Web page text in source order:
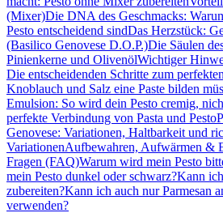
(Mixer)Die DNA des Geschmacks:
Pesto entscheidend sindDas Herzstück:
(Basilico Genovese D.O.P.)Die Säulen
Pinienkerne und OlivenölWichtiger
Die entscheidenden Schritte zum
Knoblauch und Salz eine Paste bilden
Emulsion: So wird dein Pesto cremig,
perfekte Verbindung von Pasta und Pesto
Genovese: Variationen, Haltbarkeit und
VariationenAufbewahren, Aufwärmen &
Fragen (FAQ)Warum wird mein Pesto
mein Pesto dunkel oder schwarz?Kann
zubereiten?Kann ich auch nur Parmesan
verwenden?